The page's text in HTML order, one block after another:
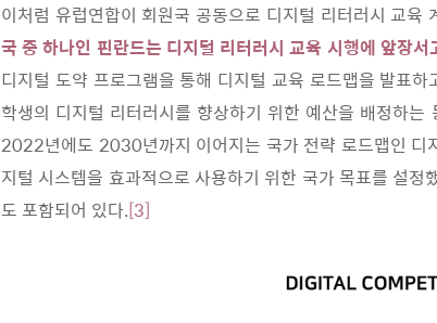
이처럼 유럽연합이 회원국 공동으로 디지털 리터러시 교육
국 중 하나인 핀란드는 디지털 리터러시 교육 시행에 앞장서
디지털 도약 프로그램을 통해 디지털 교육 로드맵을 발표
학생의 디지털 리터러시를 향상하기 위한 예산을 배정하
2022년에도 2030년까지 이어지는 국가 전략 로드맵인
지털 시스템을 효과적으로 사용하기 위한 국가 목표를 설
도 포함되어 있다.[3]